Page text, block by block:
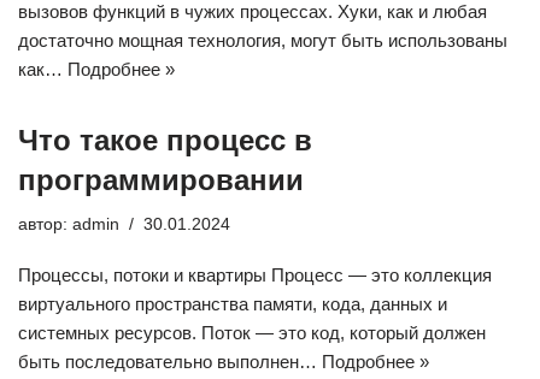
вызовов функций в чужих процессах. Хуки, как и любая
достаточно мощная технология, могут быть использованы
как… Подробнее »
Что такое процесс в
программировании
автор: admin 30.01.2024
Процессы, потоки и квартиры Процесс — это коллекция
виртуального пространства памяти, кода, данных и
системных ресурсов. Поток — это код, который должен
быть последовательно выполнен… Подробнее »